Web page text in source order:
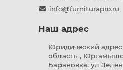
info@furniturapro.ru
Наш адрес
Юридический
область ,
Барановка, ул